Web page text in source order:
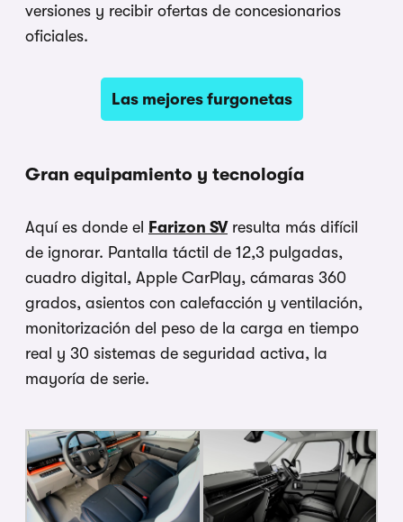
versiones y recibir ofertas de concesionarios
oficiales.
Las mejores furgonetas
Gran equipamiento y tecnología
Aquí es donde el Farizon SVresulta más difícil
de ignorar. Pantalla táctil de 12,3 pulgadas,
cuadro digital, Apple CarPlay, cámaras 360
grados, asientos con calefacción y ventilación,
monitorización del peso de la carga en tiempo
real y 30 sistemas de seguridad activa, la
mayoría de serie.